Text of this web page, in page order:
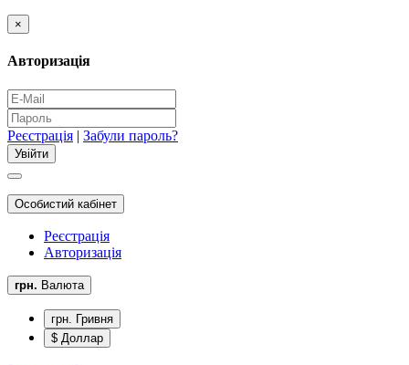
×
Авторизація
Реєстрація | Забули пароль?
Особистий кабінет
Реєстрація
Авторизація
грн. Валюта
грн. Гривня
$ Доллар